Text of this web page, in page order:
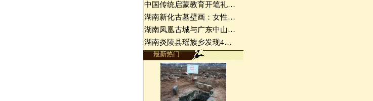
中国传统启蒙教育开笔礼…
湖南新化古墓壁画：女性…
湖南凤凰古城与广东中山…
湖南炎陵县瑶族乡发现4…
最新热门